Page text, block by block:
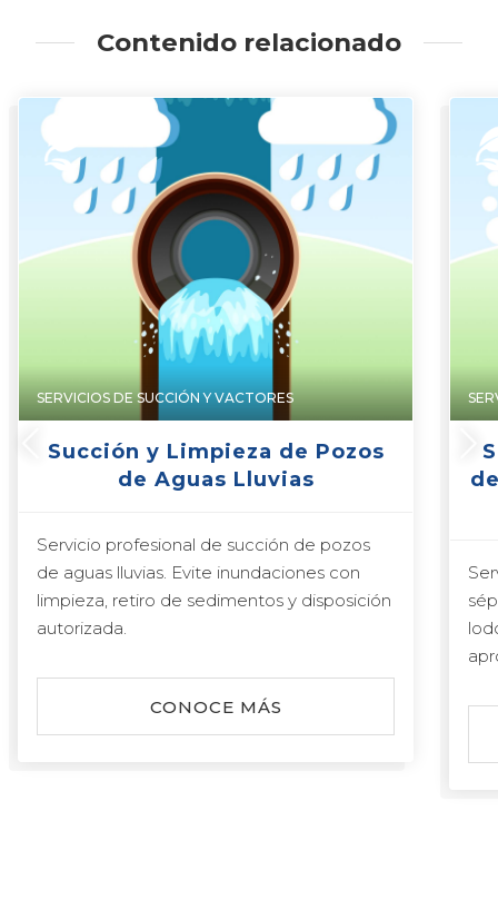
Contenido relacionado
SERVICIOS DE SUCCIÓN Y VACTORES
Succión y Limpieza de Pozos
de Aguas Lluvias
Servicio profesional de succión de pozos
de aguas lluvias. Evite inundaciones con
limpieza, retiro de sedimentos y disposición
autorizada.
CONOCE MÁS